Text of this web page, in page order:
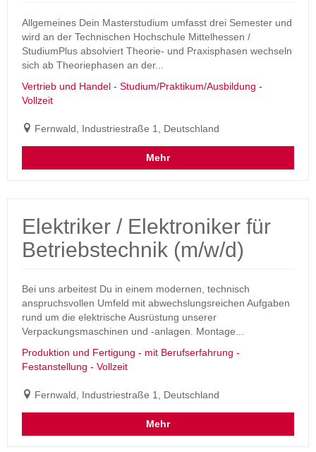
Allgemeines Dein Masterstudium umfasst drei Semester und
wird an der Technischen Hochschule Mittelhessen /
StudiumPlus absolviert Theorie- und Praxisphasen wechseln
sich ab Theoriephasen an der...
Vertrieb und Handel - Studium/Praktikum/Ausbildung -
Vollzeit
Fernwald, Industriestraße 1, Deutschland
Mehr
Elektriker / Elektroniker für
Betriebstechnik (m/w/d)
Bei uns arbeitest Du in einem modernen, technisch
anspruchsvollen Umfeld mit abwechslungsreichen Aufgaben
rund um die elektrische Ausrüstung unserer
Verpackungsmaschinen und -anlagen. Montage...
Produktion und Fertigung - mit Berufserfahrung -
Festanstellung - Vollzeit
Fernwald, Industriestraße 1, Deutschland
Mehr